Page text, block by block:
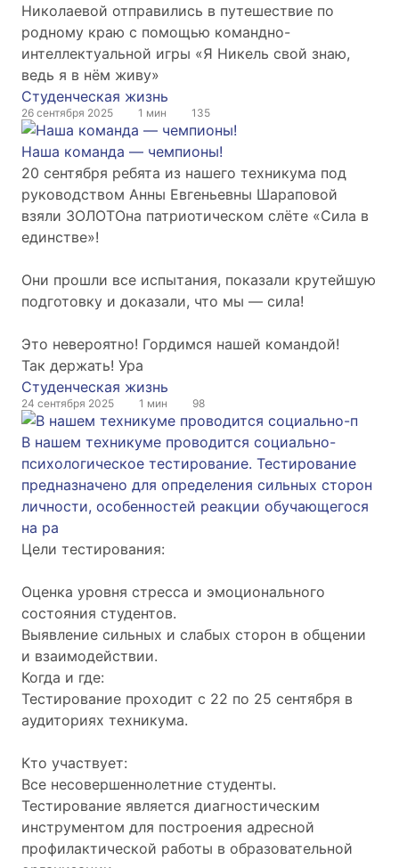
Николаевой отправились в путешествие по
родному краю с помощью командно-
интеллектуальной игры «Я Никель свой знаю,
ведь я в нём живу»
Студенческая жизнь
26 сентября 2025 1 мин 135
Наша команда — чемпионы!
20 сентября ребята из нашего техникума под
руководством Анны Евгеньевны Шараповой
взяли ЗОЛОТОна патриотическом слёте «Сила в
единстве»!
Они прошли все испытания, показали крутейшую
подготовку и доказали, что мы — сила!
Это невероятно! Гордимся нашей командой!
Так держать! Ура
Студенческая жизнь
24 сентября 2025 1 мин 98
В нашем техникуме проводится социально-
психологическое тестирование. Тестирование
предназначено для определения сильных сторон
личности, особенностей реакции обучающегося
на ра
Цели тестирования:
Оценка уровня стресса и эмоционального
состояния студентов.
Выявление сильных и слабых сторон в общении
и взаимодействии.
Когда и где:
Тестирование проходит с 22 по 25 сентября в
аудиториях техникума.
Кто участвует:
Все несовершеннолетние студенты.
Тестирование является диагностическим
инструментом для построения адресной
профилактической работы в образовательной